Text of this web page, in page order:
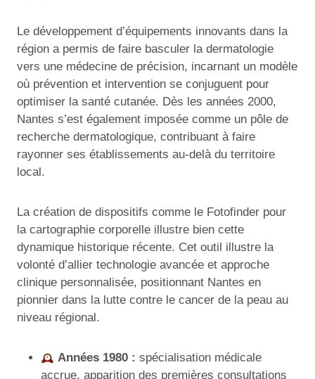
Le développement d’équipements innovants dans la
région a permis de faire basculer la dermatologie
vers une médecine de précision, incarnant un modèle
où prévention et intervention se conjuguent pour
optimiser la santé cutanée. Dès les années 2000,
Nantes s’est également imposée comme un pôle de
recherche dermatologique, contribuant à faire
rayonner ses établissements au-delà du territoire
local.
La création de dispositifs comme le Fotofinder pour
la cartographie corporelle illustre bien cette
dynamique historique récente. Cet outil illustre la
volonté d’allier technologie avancée et approche
clinique personnalisée, positionnant Nantes en
pionnier dans la lutte contre le cancer de la peau au
niveau régional.
Années 1980 : spécialisation médicale
accrue, apparition des premières consultations